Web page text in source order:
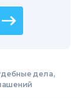
дела,